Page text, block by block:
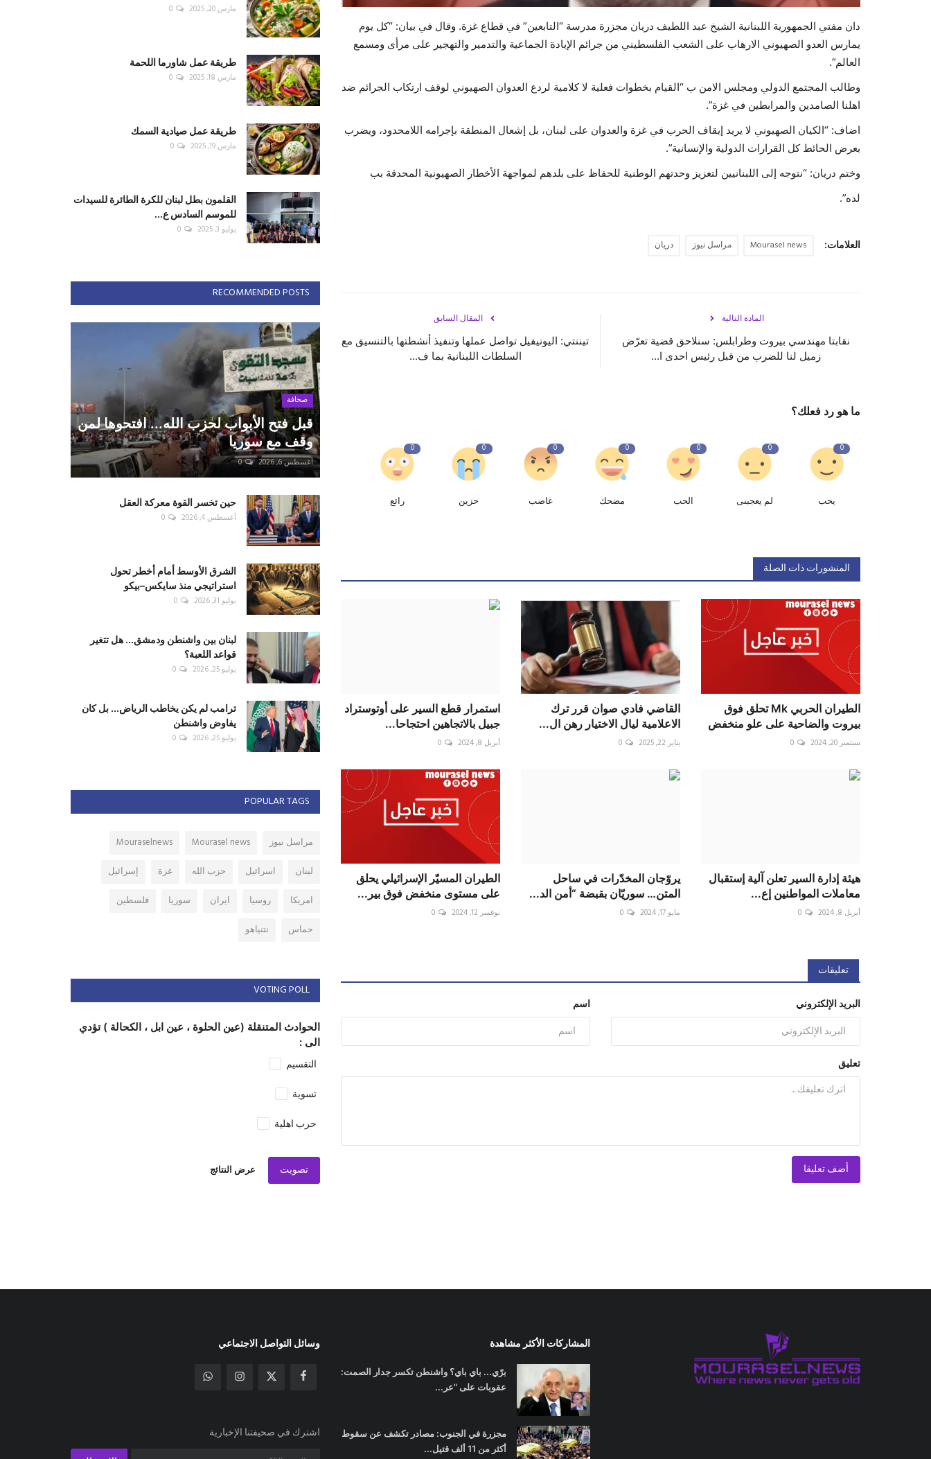
دان مفتي الجمهورية اللبنانية الشيخ عبد اللطيف دريان مجزرة مدرسة “التابعين” في قطاع غزة. وقال في بيان: “كل يوم
يمارس العدو الصهيوني الارهاب على الشعب الفلسطيني من جرائم الإبادة الجماعية والتدمير والتهجير على مرأى ومسمع
العالم”.
وطالب المجتمع الدولي ومجلس الامن ب “القيام بخطوات فعلية لا كلامية لردع العدوان الصهيوني لوقف ارتكاب الجرائم ضد
اهلنا الصامدين والمرابطين في غزة”.
اضاف: “الكيان الصهيوني لا يريد إيقاف الحرب في غزة والعدوان على لبنان، بل إشعال المنطقة بإجرامه اللامحدود، ويضرب
بعرض الحائط كل القرارات الدولية والإنسانية”.
وختم دريان: “نتوجه إلى اللبنانيين لتعزيز وحدتهم الوطنية للحفاظ على بلدهم لمواجهة الأخطار الصهيونية المحدقة بب
لده”.
العلامات: Mourasel news مراسل نيوز دريان
المقال السابق
تيننتي: اليونيفيل تواصل عملها وتنفيذ أنشطتها بالتنسيق مع
السلطات اللبنانية بما ف...
المادة التالية
نقابتا مهندسي بيروت وطرابلس: سنلاحق قضية تعرّض
زميل لنا للضرب من قبل رئيس احدى ا...
ما هو رد فعلك؟
0
يحب
0
لم يعجبنى
0
الحب
0
مضحك
0
غاضب
0
حزين
0
رائع
المنشورات ذات الصلة
‎الطيران الحربي Mk تحلق فوق
بيروت والضاحية على علو منخفض
سبتمبر 20, 2024 0
القاضي فادي صوان قرر ترك
الاعلامية ليال الاختيار رهن ال...
يناير 22, 2025 0
استمرار قطع السير على أوتوستراد
جبيل بالاتجاهين احتجاحا...
أبريل 8, 2024 0
هيئة إدارة السير تعلن آلية إستقبال
معاملات المواطنين إع...
أبريل 8, 2024 0
يروّجان المخدّرات في ساحل
المتن… سوريّان بقبضة “أمن الد...
مايو 17, 2024 0
الطيران المسيّر الإسرائيلي يحلق
على مستوى منخفض فوق بير...
نوفمبر 12, 2024 0
تعليقات
اسم البريد الإلكتروني
تعليق
أضف تعليقا
مارس 20, 2025 0
طريقة عمل شاورما اللحمة
مارس 18, 2025 0
طريقة عمل صيادية السمك
مارس 19, 2025 0
القلمون بطل لبنان للكرة الطائرة للسيدات
للموسم السادس ع...
يوليو 3, 2025 0
RECOMMENDED POSTS
صحافة
قبل فتح الأبواب لحزب الله... افتحوها لمن
وقف مع سوريا
أغسطس 6, 2026 0
حين تخسر القوة معركة العقل
أغسطس 4, 2026 0
الشرق الأوسط أمام أخطر تحول
استراتيجي منذ سايكس–بيكو
يوليو 31, 2026 0
لبنان بين واشنطن ودمشق... هل تتغير
قواعد اللعبة؟
يوليو 25, 2026 0
ترامب لم يكن يخاطب الرياض... بل كان
يفاوض واشنطن
يوليو 25, 2026 0
POPULAR TAGS
مراسل نيوز Mourasel news
Mouraselnews
لبنان
اسرائيل حزب الله غزة
إسرائيل
امريكا
روسيا ايران سوريا
فلسطين
حماس
نتنياهو
VOTING POLL
الحوادث المتنقلة (عين الحلوة ، عين ابل ، الكحالة ) تؤدي
الى :
التقسيم
تسوية
حرب اهلية
تصويت عرض النتائج
المشاركات الأكثر مشاهدة
برّي... باي باي؟ واشنطن تكسر جدار الصمت:
عقوبات على "عر...
مجزرة في الجنوب: مصادر تكشف عن سقوط
أكثر من 11 ألف قتيل...
وسائل التواصل الاجتماعي
اشترك في صحيفتنا الإخبارية